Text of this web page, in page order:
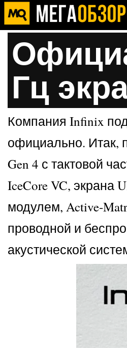
Гц
Компания Infinix
официально. Итак,
Gen 4 с тактовой
IceCore VC, экрана
модулем, Active-
проводной и
акустической